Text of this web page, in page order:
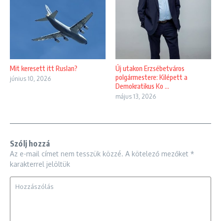
Mit keresett itt Ruslan?
június 10, 2026
Új utakon Erzsébetváros
polgármestere: Kilépett a
Demokratikus Ko ...
május 13, 2026
Szólj hozzá
Az e-mail címet nem tesszük közzé. A kötelező mezőket *
karakterrel jelöltük